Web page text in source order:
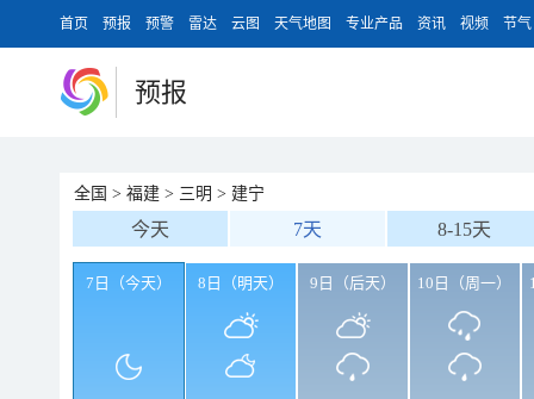
首页 预报 预警 雷达 云图 天气地图 专业产品 资讯 视频 节气
预报
全国 > 福建 > 三明 > 建宁
今天 7天 8-15天
7日（今天） 8日（明天） 9日（后天） 10日（周一）